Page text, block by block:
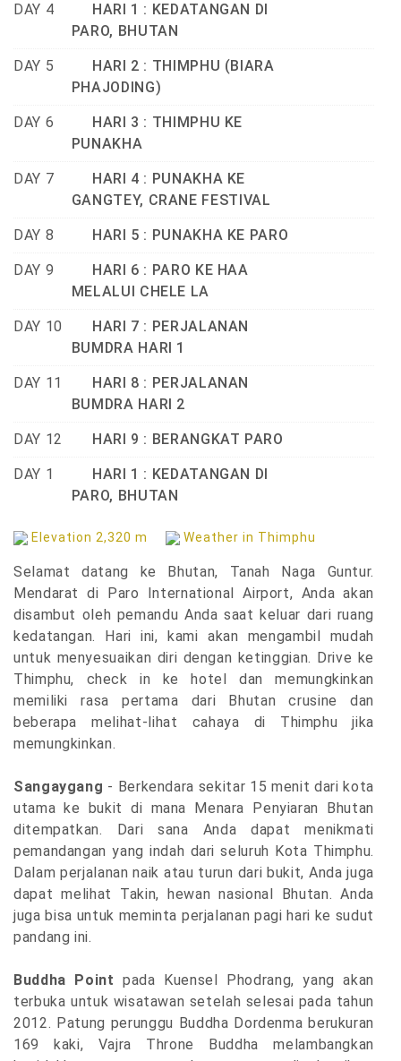
DAY 4
HARI 1 : KEDATANGAN DI
PARO, BHUTAN
DAY 5
HARI 2 : THIMPHU (BIARA
PHAJODING)
DAY 6
HARI 3 : THIMPHU KE
PUNAKHA
DAY 7
HARI 4 : PUNAKHA KE
GANGTEY, CRANE FESTIVAL
DAY 8 HARI 5 : PUNAKHA KE PARO
DAY 9
HARI 6 : PARO KE HAA
MELALUI CHELE LA
DAY 10
HARI 7 : PERJALANAN
BUMDRA HARI 1
DAY 11
HARI 8 : PERJALANAN
BUMDRA HARI 2
DAY 12 HARI 9 : BERANGKAT PARO
DAY 1
HARI 1 : KEDATANGAN DI
PARO, BHUTAN
Elevation 2,320 m Weather in Thimphu
Selamat datang ke Bhutan, Tanah Naga Guntur.
Mendarat di Paro International Airport, Anda akan
disambut oleh pemandu Anda saat keluar dari ruang
kedatangan. Hari ini, kami akan mengambil mudah
untuk menyesuaikan diri dengan ketinggian. Drive ke
Thimphu, check in ke hotel dan memungkinkan
memiliki rasa pertama dari Bhutan crusine dan
beberapa melihat-lihat cahaya di Thimphu jika
memungkinkan.
Sangaygang - Berkendara sekitar 15 menit dari kota
utama ke bukit di mana Menara Penyiaran Bhutan
ditempatkan. Dari sana Anda dapat menikmati
pemandangan yang indah dari seluruh Kota Thimphu.
Dalam perjalanan naik atau turun dari bukit, Anda juga
dapat melihat Takin, hewan nasional Bhutan. Anda
juga bisa untuk meminta perjalanan pagi hari ke sudut
pandang ini.
Buddha Pointpada Kuensel Phodrang, yang akan
terbuka untuk wisatawan setelah selesai pada tahun
2012. Patung perunggu Buddha Dordenma berukuran
169 kaki, Vajra Throne Buddha melambangkan